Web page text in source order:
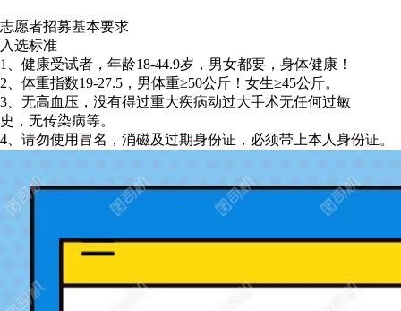
志愿者招募基本要求
入选标准
1、健康受试者，年龄18-44.9岁，男女都要，身体健康！
2、体重指数19-27.5，男体重≥50公斤！女生≥45公斤。
3、无高血压，没有得过重大疾病动过大手术无任何过敏
史，无传染病等。
4、请勿使用冒名，消磁及过期身份证，必须带上本人身份证。